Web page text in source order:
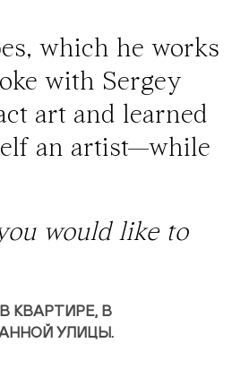
which he works
with Sergey
art and learned
an artist—while
would like to
КВАРТИРЕ, В
УЛИЦЫ.